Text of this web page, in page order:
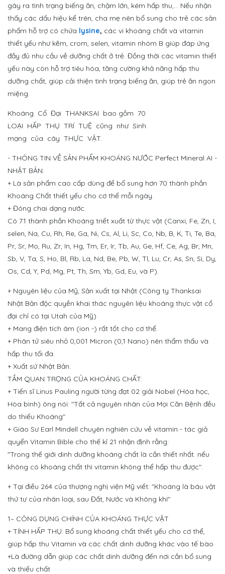
gây ra tình trạng biếng ăn, chậm lớn, kém hấp thu,... Nếu nhận
thấy các dấu hiệu kể trên, cha mẹ nên bổ sung cho trẻ các sản
phẩm hỗ trợ có chứa lysine, các vi khoáng chất và vitamin
thiết yếu như kẽm, crom, selen, vitamin nhóm B giúp đáp ứng
đầy đủ nhu cầu về dưỡng chất ở trẻ. Đồng thời các vitamin thiết
yếu này còn hỗ trợ tiêu hóa, tăng cường khả năng hấp thu
dưỡng chất, giúp cải thiện tình trạng biếng ăn, giúp trẻ ăn ngon
miệng.
Khoáng Cổ Đại THANKSAI bao gồm 70
LOẠI HẤP THỤ TRÍ TUỆ cũng như Sinh
mạng của cây THỰC VẬT.
- THÔNG TIN VỀ SẢN PHẨM KHOÁNG NƯỚC Perfect Mineral AI -
NHẬT BẢN:
+ Là sản phẩm cao cấp dùng để bổ sung hơn 70 thành phần
Khoáng Chất thiết yếu cho cơ thể mỗi ngày.
+ Đóng chai dạng nước.
Có 71 thành phần Khoáng triết xuất từ thực vật (Canxi, Fe, Zn, I,
selen, Na, Cu, Rh, Re, Ga, Ni, Cs, Al, Li, Sc, Co, Nb, B, K, Ti, Te, Ba,
Pr, Sr, Mo, Ru, Zr, In, Hg, Tm, Er, Ir, Tb, Au, Ge, Hf, Ce, Ag, Br, Mn,
Sb, V, Ta, S, Ho, Bl, Rb, La, Nd, Be, Pb, W, Tl, Lu, Cr, As, Sn, Si, Dy,
Os, Cd, Y, Pd, Mg, Pt, Th, Sm, Yb, Gd, Eu, và P).
+ Nguyên liệu của Mỹ, Sản xuất tại Nhật (Công ty Thanksai
Nhật Bản độc quyền khai thác nguyên liệu khoáng thực vật cổ
đại chỉ có tại Utah của Mỹ)
+ Mang điện tích âm (ion -) rất tốt cho cơ thể.
+ Phân tử siêu nhỏ 0,001 Micron (0,1 Nano) nên thẩm thấu và
hấp thu tối đa.
+ Xuất sứ Nhật Bản.
TẦM QUAN TRỌNG CỦA KHOÁNG CHẤT:
+ Tiến sĩ Linus Pauling người từng đạt 02 giải Nobel (Hóa học,
Hòa bình) ông nói: "Tất cả nguyên nhân của Mọi Căn Bệnh đều
do thiếu Khoáng"
+ Giáo Sư Earl Mindell chuyên nghiên cứu về vitamin - tác giả
quyển Vitamin Bible cho thế kỉ 21 nhận định rằng:
"Trong thế giới dinh dưỡng khoáng chất là cần thiết nhất. nếu
không có khoáng chất thì vitamin không thể hấp thu được".
+ Tại điều 264 của thượng nghị viện Mỹ viết: "Khoáng là báu vật
thứ tư của nhân loại, sau Đất, Nước và Không khí"
1– CÔNG DỤNG CHÍNH CỦA KHOÁNG THỰC VẬT
+ TÍNH HẤP THỤ: Bổ sung khoáng chất thiết yếu cho cơ thể,
giúp hấp thu Vitamin và các chất dinh dưỡng khác vào tế bào
+Là đường dẫn giúp các chất dinh dưỡng đến nơi cần bổ sung
và thiếu chất